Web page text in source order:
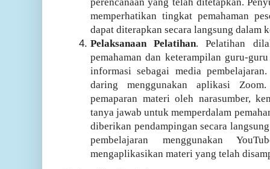
memperhatikan tingkat pemahaman
dapat diterapkan secara langsung dalam
Pelaksanaan Pelatihan. Pelatihan
pemahaman dan keterampilan guru-
informasi sebagai media
daring menggunakan aplikasi
pemaparan materi oleh narasumber,
tanya jawab untuk memperdalam
diberikan pendampingan secara
pembelajaran menggunakan
mengaplikasikan materi yang telah